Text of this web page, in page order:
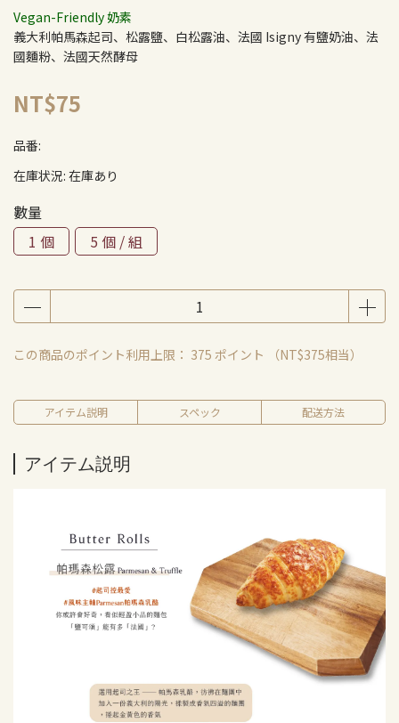
Vegan-Friendly 奶素
義大利帕馬森起司、松露鹽、白松露油、法國 Isigny 有鹽奶油、法
國麵粉、法國天然酵母
NT$75
品番:
在庫状況: 在庫あり
數量
1 個
5 個 / 組
この商品のポイント利用上限： 375 ポイント （NT$375相当）
アイテム説明 スペック 配送方法
アイテム説明